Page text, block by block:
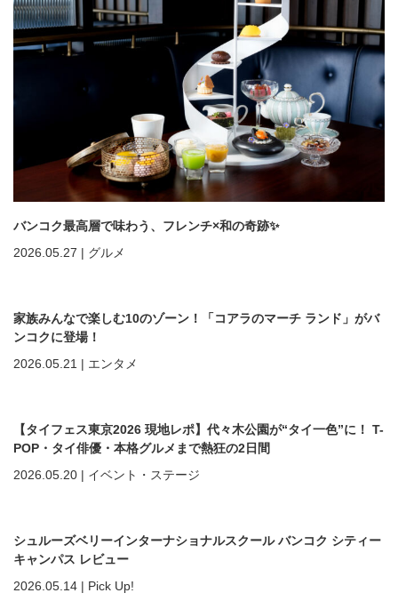
バンコク最高層で味わう、フレンチ×和の奇跡✨
2026.05.27 | グルメ
家族みんなで楽しむ10のゾーン！「コアラのマーチ ランド」がバ
ンコクに登場！
2026.05.21 | エンタメ
【タイフェス東京2026 現地レポ】代々木公園が“タイ一色”に！ T-
POP・タイ俳優・本格グルメまで熱狂の2日間
2026.05.20 | イベント・ステージ
シュルーズベリーインターナショナルスクール バンコク シティー
キャンパス レビュー
2026.05.14 | Pick Up!